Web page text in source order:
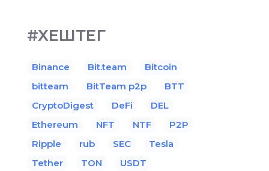
#ХЕШТЕГ
Binance Bit.team
Bitcoin
bitteam
BitTeam p2p
BTT
CryptoDigest
DeFi
DEL
Ethereum
NFT NTF
P2P
Ripple
rub SEC
Tesla
Tether
TON
USDT